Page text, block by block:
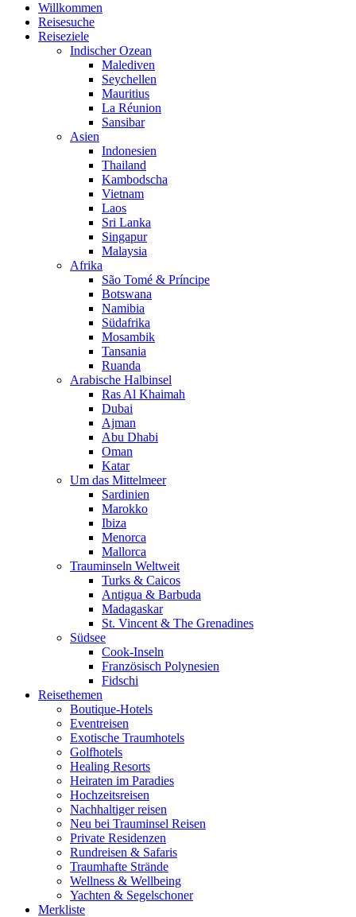
Willkommen
Reisesuche
Reiseziele
Indischer Ozean
Malediven
Seychellen
Mauritius
La Réunion
Sansibar
Asien
Indonesien
Thailand
Kambodscha
Vietnam
Laos
Sri Lanka
Singapur
Malaysia
Afrika
São Tomé & Príncipe
Botswana
Namibia
Südafrika
Mosambik
Tansania
Ruanda
Arabische Halbinsel
Ras Al Khaimah
Dubai
Ajman
Abu Dhabi
Oman
Katar
Um das Mittelmeer
Sardinien
Marokko
Ibiza
Menorca
Mallorca
Trauminseln Weltweit
Turks & Caicos
Antigua & Barbuda
Madagaskar
St. Vincent & The Grenadines
Südsee
Cook-Inseln
Französisch Polynesien
Fidschi
Reisethemen
Boutique-Hotels
Eventreisen
Exotische Traumhotels
Golfhotels
Healing Resorts
Heiraten im Paradies
Hochzeitsreisen
Nachhaltiger reisen
Neu bei Trauminsel Reisen
Private Residenzen
Rundreisen & Safaris
Traumhafte Strände
Wellness & Wellbeing
Yachten & Segelschoner
Merkliste